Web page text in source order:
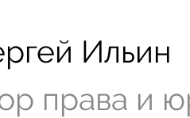
Ильин
права и